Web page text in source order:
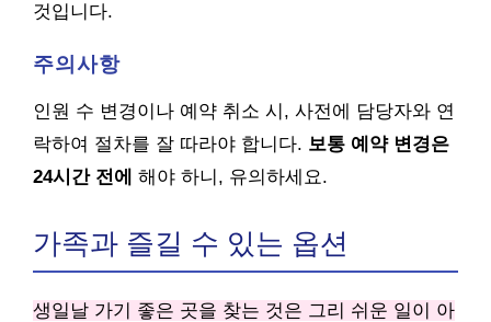
것입니다.
주의사항
인원 수 변경이나 예약 취소 시, 사전에 담당자와 연
락하여 절차를 잘 따라야 합니다. 보통 예약 변경은
24시간 전에 해야 하니, 유의하세요.
가족과 즐길 수 있는 옵션
생일날 가기 좋은 곳을 찾는 것은 그리 쉬운 일이 아